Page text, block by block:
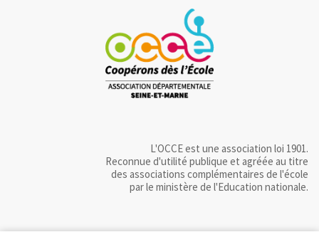
L'OCCE est une association loi 1901.
Reconnue d'utilité publique et agréée au titre
des associations complémentaires de l'école
par le ministère de l'Education nationale.